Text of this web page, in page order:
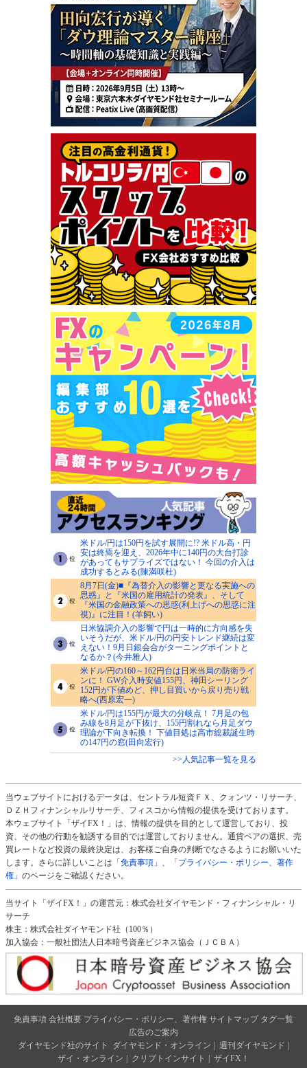
米ドル/円は150円を試す展開に!? 米ドル高・円
安は終焉を迎え、2026年中に140円の大台打診
があってもサプライズではない！ 今回の介入は
成功するとみる(陳満咲杜)
8月7日(金)■『為替介入の影響と更なる実施への
思惑』と『米国の雇用統計の発表』、そして
『米国の金融政策への思惑(利上げへの思惑に注
視)』に注目！(羊飼い)
日米協調介入の影響で円は一時的に方向感を失
いそうだが、米ドル/円の円安トレンド継続は変
えない！9月日銀会合がターニングポイントと
なるか？(今井雅人)
米ドル/円の160～162円台は日米当局の防衛ライ
ンに！ GW介入時安値155円、神田シーリング
152円が下値めど、押し目買いから戻り売り戦
略へ(西原宏一)
米ドル/円は155円が最大の分岐点！ 7月足の包
み線を8月足が下抜け、155円割れなら月足ダウ
理論が下向き転換！ 下値目処は高市総裁誕生時
の147円の窓(田向宏行)
>>人気記事一覧を見る
当ウェブサイトにおけるデータは、セントラル短資ＦＸ、クォンツ・リサーチ、
ＤＺＨフィナンシャルリサーチ、フィスコから情報の提供を受けております。
本ウェブサイト「ザイFX！」は、情報の提供を目的として運営しており、投
資、その他の行動を勧誘する目的では運営しておりません。通貨ペアの選択、売
買レートなど投資の最終決定は、お客様ご自身の判断でなさるようにお願いいた
します。さらに詳しいことは 「免責事項」 、
「プライバシー・ポリシー、著作
権」 のページをご確認ください。
当サイト「ザイFX！」の運営元：株式会社ダイヤモンド・フィナンシャル・リ
サーチ
株主：株式会社ダイヤモンド社（100％）
加入協会：一般社団法人日本暗号資産ビジネス協会（ＪＣＢＡ）
免責事項 会社概要 プライバシー・ポリシー、著作権 サイトマップ タグ一覧
広告のご案内
ダイヤモンド社のサイト
ダイヤモンド・オンライン 週刊ダイヤモンド
ザイ・オンライン
クリプトインサイト
ザイFX！